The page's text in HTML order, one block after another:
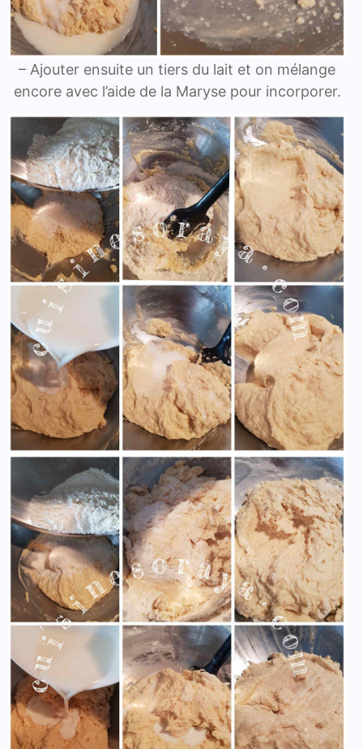
– Ajouter ensuite un tiers du lait et on mélange
encore avec l’aide de la Maryse pour incorporer.